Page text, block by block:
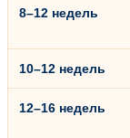
8–12 недель
10–12 недель
12–16 недель